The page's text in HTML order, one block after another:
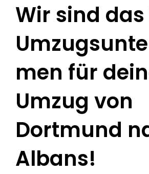
Wir sind
men für
Umzug von
Dortmund
Albans!